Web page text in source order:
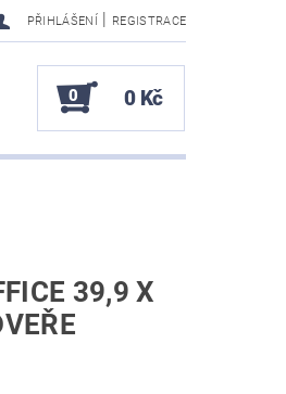
PŘIHLÁŠENÍ | REGISTRACE
0 0 Kč
39,9 X